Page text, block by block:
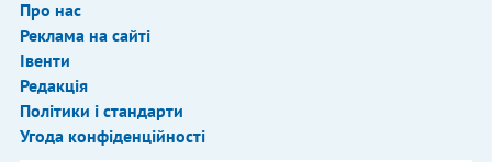
Про нас
Реклама на сайті
Івенти
Редакція
Політики і стандарти
Угода конфіденційності